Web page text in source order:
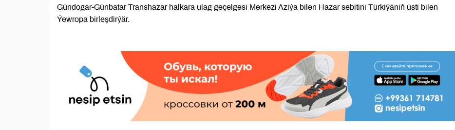
Gündogar-Günbatar Transhazar halkara ulag geçelgesi Merkezi Aziýa bilen Hazar sebitini Türkiýäniň üsti bilen
Ýewropa birleşdirýär.